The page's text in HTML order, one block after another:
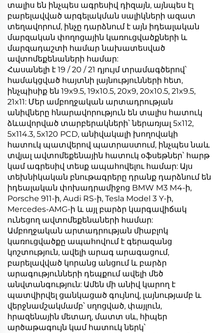
տալիս են ինչպես ագրեսիվ դիզայն, այնպես էլ
բարելավված արգելակման սալիկների ազատ
տեղավորում, ինչը դարձնում է այն իդեալական
մարզական փողոցային կառուցվածքների և
մարզադաշտի համար նախատեսված
ավտոմեքենաների համար:
Հասանելի է 19 / 20 / 21 դյույմ տրամագծերով՝
համակցված հայտնի լայնությունների հետ,
ինչպիսիք են 19x9.5, 19x10.5, 20x9, 20x10.5, 21x9.5,
21x11: Մեր ամբողջական արտադրության
անիվները հնարավորություն են տալիս հատուկ
ձևավորված տարբերակների՝ ներառյալ 5x112,
5x114.3, 5x120 PCD, անիվակալի խողովակի
հատուկ պատվերով պատրաստում, ինչպես նաև
տվյալ ավտոմեքենային հատուկ օֆսեթներ՝ հարթ
կամ ագրեսիվ տեսք ապահովելու համար: Այս
տեխնիկական բնութագրերը դրանք դարձնում են
իդեալական փոխադրամիջոց BMW M3 M4-ի,
Porsche 911-ի, Audi RS-ի, Tesla Model 3 Y-ի,
Mercedes-AMG-ի և այլ բարձր կարգավիճակ
ունեցող ավտոմեքենաների համար:
Ամբողջական արտադրության միաբլոկ
կառուցվածքը ապահովում է գերազանց
կոշտություն, ավելի արագ արագացում,
բարելավված կորանց անցում և բարձր
արագությունների դեպքում ավելի մեծ
անվտանգություն: Ամեն մի անիվ կարող է
պատվիրվել ցանկացած գույնով, լայնությամբ և
վերջնամշակմամբ՝ սղոցված, փայլուն,
հրազենային մետաղ, մատտ սև, հիպեր
արծաթագույն կամ հատուկ ներկ՝